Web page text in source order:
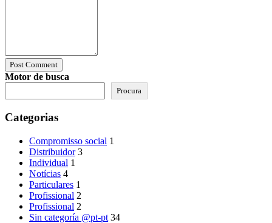
Post Comment
Motor de busca
Procura
Categorias
Compromisso social 1
Distribuidor 3
Individual 1
Notícias 4
Particulares 1
Profissional 2
Profissional 2
Sin categoría @pt-pt 34